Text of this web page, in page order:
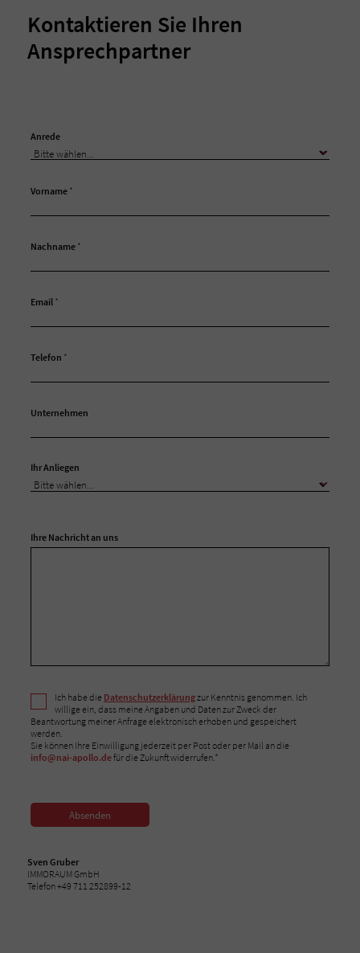
Kontaktieren Sie Ihren
Ansprechpartner
Anrede
Vorname *
Nachname *
Email *
Telefon *
Unternehmen
Ihr Anliegen
Ihre Nachricht an uns
Ich habe die Datenschutzerklärungzur Kenntnis genommen. Ich
willige ein, dass meine Angaben und Daten zur Zweck der
Beantwortung meiner Anfrage elektronisch erhoben und gespeichert
werden.
Sie können Ihre Einwilligung jederzeit per Post oder per Mail an die
info@nai-apollo.defür die Zukunft widerrufen.*
Absenden
Sven Gruber
IMMORAUM GmbH
Telefon +49 711 252899-12